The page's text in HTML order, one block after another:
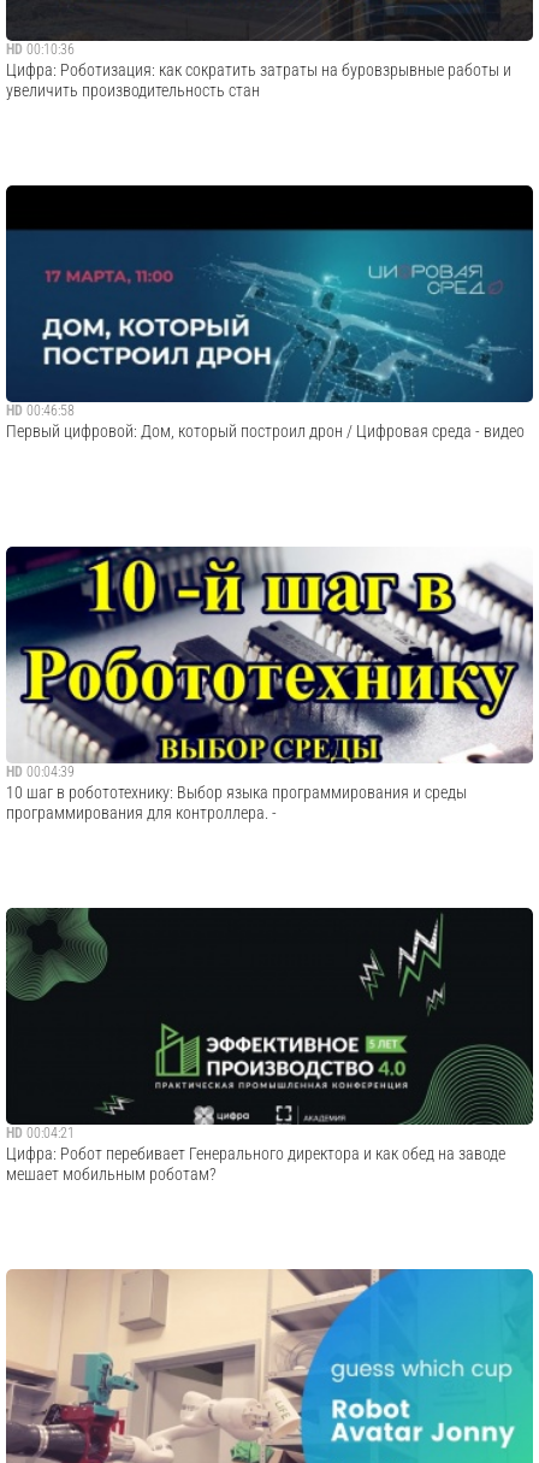
HD 00:10:36
Цифра: Роботизация: как сократить затраты на буровзрывные работы и
увеличить производительность стан
HD 00:46:58
Первый цифровой: Дом, который построил дрон / Цифровая среда - видео
HD 00:04:39
10 шаг в робототехнику: Выбор языка программирования и среды
программирования для контроллера. -
HD 00:04:21
Цифра: Робот перебивает Генерального директора и как обед на заводе
мешает мобильным роботам?